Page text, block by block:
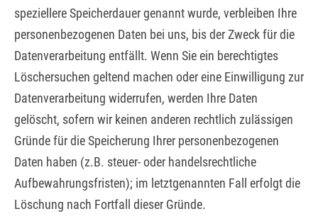
speziellere Speicherdauer genannt wurde, verbleiben Ihre
personenbezogenen Daten bei uns, bis der Zweck für die
Datenverarbeitung entfällt. Wenn Sie ein berechtigtes
Löschersuchen geltend machen oder eine Einwilligung zur
Datenverarbeitung widerrufen, werden Ihre Daten
gelöscht, sofern wir keinen anderen rechtlich zulässigen
Gründe für die Speicherung Ihrer personenbezogenen
Daten haben (z.B. steuer- oder handelsrechtliche
Aufbewahrungsfristen); im letztgenannten Fall erfolgt die
Löschung nach Fortfall dieser Gründe.